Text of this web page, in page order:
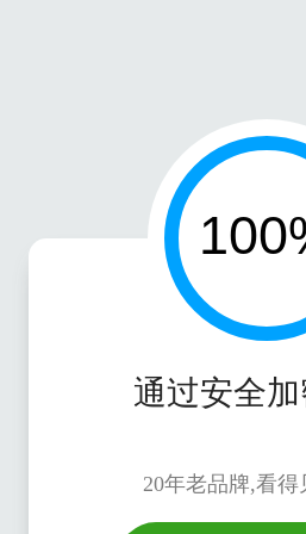
通过安全加
20年老品牌,看得